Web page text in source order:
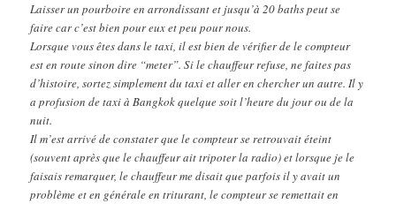
Laisser un pourboire en arrondissant et jusqu’à 20 baths peut se
faire car c’est bien pour eux et peu pour nous.
Lorsque vous êtes dans le taxi, il est bien de vérifier de le compteur
est en route sinon dire “meter”. Si le chauffeur refuse, ne faites pas
d’histoire, sortez simplement du taxi et aller en chercher un autre. Il y
a profusion de taxi à Bangkok quelque soit l’heure du jour ou de la
nuit.
Il m’est arrivé de constater que le compteur se retrouvait éteint
(souvent après que le chauffeur ait tripoter la radio) et lorsque je le
faisais remarquer, le chauffeur me disait que parfois il y avait un
problème et en générale en triturant, le compteur se remettait en